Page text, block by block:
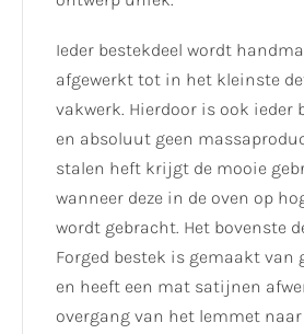
Ieder bestekdeel wordt
afgewerkt tot in het kleinste
vakwerk. Hierdoor is ook ieder
en absoluut geen
stalen heft krijgt de mooie
wanneer deze in de oven op
wordt gebracht. Het bovenste
Forged bestek is gemaakt van
en heeft een mat satijnen
overgang van het lemmet